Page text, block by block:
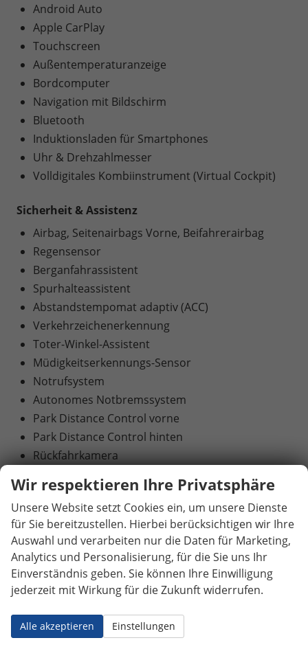
Android Auto
Apple CarPlay
Touchscreen
Außentemperaturanzeige
Bordcomputer
Navigation mit Bildschirm
Bluetooth
Induktionsladen für Smartphones
Uhr & Drehzahlmesser
Volldigitales Kombiinstrument (Virtual Cockpit)
Sicherheit & Assistenz
Airbag, Seitenairbags Vorne, Beifahrerairbag
Regensensor
Berganfahrassistent
Spurhalteassistent
Abstandstempomat adaptiv (ACC)
Verkehrzeichenerkennung
Toter-Winkel-Assistent
Müdigkeitserkennungs-Sensor
Notrufsystem
Autonomes Notbremssystem
Park Distance Control vorne
Park Distance Control hinten
Rückfahrkamera
Innenspiegel automatisch abblendend
Servolenkung
Lichtsensor
LED-Rückleuchten
LED-Scheinwerfer
Fernlichtassistent
Pannenkit
Schlüssellose Zentralverriegelung (Keyless Go)
Wir respektieren Ihre Privatsphäre
Unsere Website setzt Cookies ein, um unsere Dienste
für Sie bereitzustellen. Hierbei berücksichtigen wir Ihre
Auswahl und verarbeiten nur die Daten für Marketing,
Analytics und Personalisierung, für die Sie uns Ihr
Einverständnis geben. Sie können Ihre Einwilligung
jederzeit mit Wirkung für die Zukunft widerrufen.
Alle akzeptieren Einstellungen